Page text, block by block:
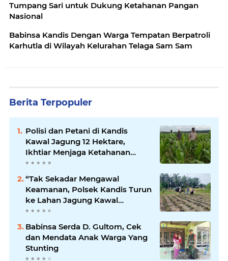
Tumpang Sari untuk Dukung Ketahanan Pangan
Nasional
Babinsa Kandis Dengan Warga Tempatan Berpatroli
Karhutla di Wilayah Kelurahan Telaga Sam Sam
Berita Terpopuler
Polisi dan Petani di Kandis
Kawal Jagung 12 Hektare,
Ikhtiar Menjaga Ketahanan
Pangan
“Tak Sekadar Mengawal
Keamanan, Polsek Kandis Turun
ke Lahan Jagung Kawal
Ketahanan Pangan
Babinsa Serda D. Gultom, Cek
dan Mendata Anak Warga Yang
Stunting